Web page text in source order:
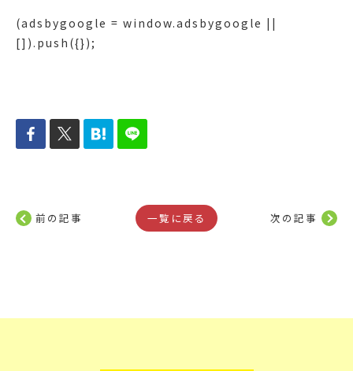
(adsbygoogle = window.adsbygoogle ||
[]).push({});
前の記事 一覧に戻る 次の記事